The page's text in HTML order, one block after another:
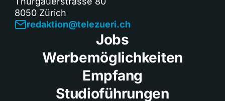
8050 Zürich
redaktion@telezueri.ch
Jobs
Werbemöglichkeiten
Empfang
Studioführungen